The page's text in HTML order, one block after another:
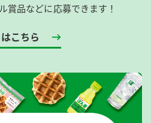
賞品などに応募できます！
こちら